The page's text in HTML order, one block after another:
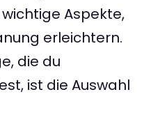
Aspekte,
erleichtern.
die du
ist die Auswahl